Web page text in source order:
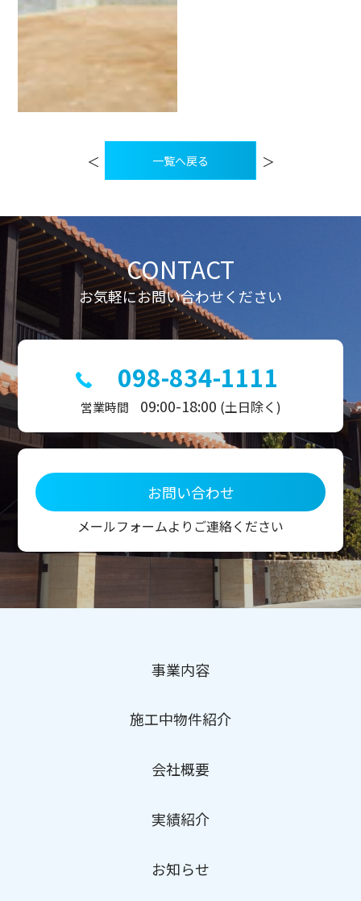
ー
シ
ョ
ン
＜ ＞
一覧へ戻る
CONTACT
お気軽にお問い合わせください
098-834-1111
営業時間 09:00-18:00 (土日除く)
お問い合わせ
メールフォームよりご連絡ください
事業内容
施工中物件紹介
会社概要
実績紹介
お知らせ